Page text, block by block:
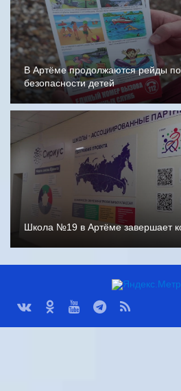
В Артёме продолжаются рейды
безопасности детей
Школа №19 в Артёме завершает